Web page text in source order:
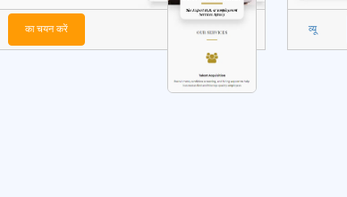
का चयन करें व्यू